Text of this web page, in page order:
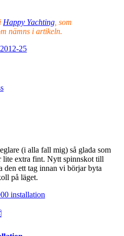
Happy Yachting , som
nämns i artikeln.
25
(i alla fall mig) så glada som
lite extra fint. Nytt spinnskot till
den ett tag innan vi börjar byta
på läget.